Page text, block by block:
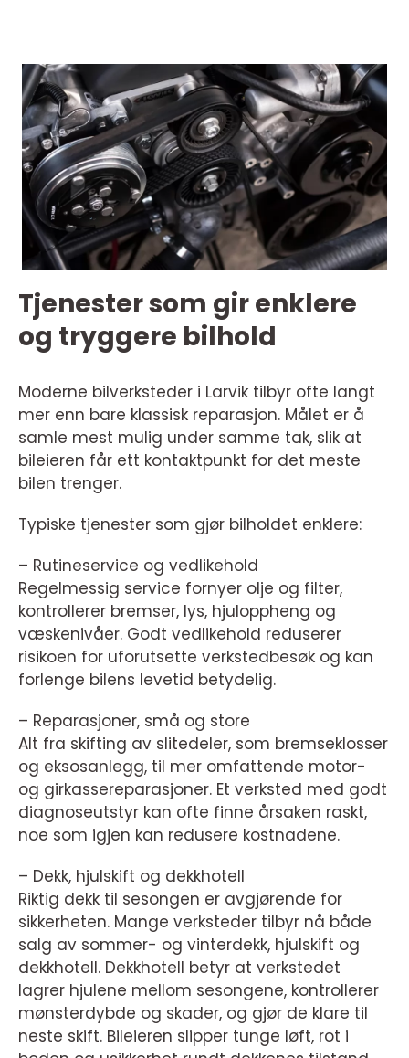
Tjenester som gir enklere
og tryggere bilhold
Moderne bilverksteder i Larvik tilbyr ofte langt
mer enn bare klassisk reparasjon. Målet er å
samle mest mulig under samme tak, slik at
bileieren får ett kontaktpunkt for det meste
bilen trenger.
Typiske tjenester som gjør bilholdet enklere:
– Rutineservice og vedlikehold
Regelmessig service fornyer olje og filter,
kontrollerer bremser, lys, hjuloppheng og
væskenivåer. Godt vedlikehold reduserer
risikoen for uforutsette verkstedbesøk og kan
forlenge bilens levetid betydelig.
– Reparasjoner, små og store
Alt fra skifting av slitedeler, som bremseklosser
og eksosanlegg, til mer omfattende motor-
og girkassereparasjoner. Et verksted med godt
diagnoseutstyr kan ofte finne årsaken raskt,
noe som igjen kan redusere kostnadene.
– Dekk, hjulskift og dekkhotell
Riktig dekk til sesongen er avgjørende for
sikkerheten. Mange verksteder tilbyr nå både
salg av sommer- og vinterdekk, hjulskift og
dekkhotell. Dekkhotell betyr at verkstedet
lagrer hjulene mellom sesongene, kontrollerer
mønsterdybde og skader, og gjør de klare til
neste skift. Bileieren slipper tunge løft, rot i